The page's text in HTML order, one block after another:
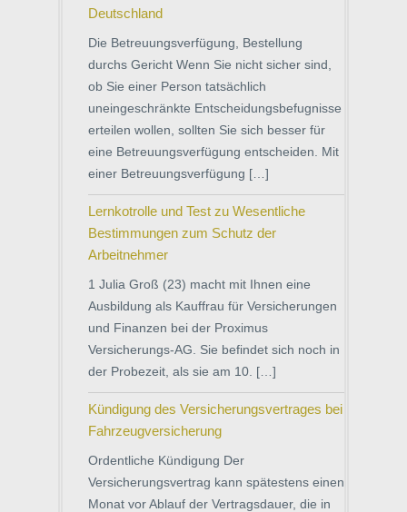
Deutschland
Die Betreuungsverfügung, Bestellung
durchs Gericht Wenn Sie nicht sicher sind,
ob Sie einer Person tatsächlich
uneingeschränkte Entscheidungsbefugnisse
erteilen wollen, sollten Sie sich besser für
eine Betreuungsverfügung entscheiden. Mit
einer Betreuungsverfügung […]
Lernkotrolle und Test zu Wesentliche
Bestimmungen zum Schutz der
Arbeitnehmer
1 Julia Groß (23) macht mit Ihnen eine
Ausbildung als Kauffrau für Versicherungen
und Finanzen bei der Proximus
Versicherungs-AG. Sie befindet sich noch in
der Probezeit, als sie am 10. […]
Kündigung des Versicherungsvertrages bei
Fahrzeugversicherung
Ordentliche Kündigung Der
Versicherungsvertrag kann spätestens einen
Monat vor Ablauf der Vertragsdauer, die in